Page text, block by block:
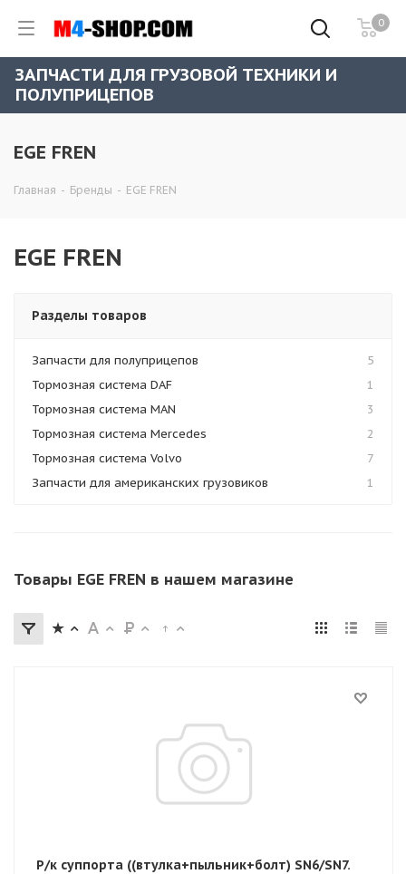
0
ЗАПЧАСТИ ДЛЯ ГРУЗОВОЙ ТЕХНИКИ И
ПОЛУПРИЦЕПОВ
EGE FREN
Главная - Бренды - EGE FREN
EGE FREN
Разделы товаров
Запчасти для полуприцепов
5
Тормозная система DAF
1
Тормозная система MAN
3
Тормозная система Mercedes
2
Тормозная система Volvo
7
Запчасти для американских грузовиков
1
Товары EGE FREN в нашем магазине
Р/к суппорта ((втулка+пыльник+болт) SN6/SN7.